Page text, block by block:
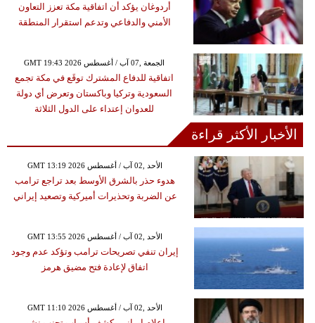
أردوغان يؤكد أن اتفاقية مكة تعزز التعاون
الأمني والدفاعي وتدعم استقرار المنطقة
GMT 19:43 2026 الجمعة ,07 آب / أغسطس
اتفاقية للدفاع المشترك توقَع في مكة تجمع
السعودية وتركيا وباكستان وتعرض أي دولة
للعدوان إعتداء على الدول الثلاثة
الأخبار الأكثر قراءة
GMT 13:19 2026 الأحد ,02 آب / أغسطس
هدوء حذر بالشرق الأوسط بعد تراجع ترامب
عن الضربة وتحذيرات أميركية وتصعيد إيراني
GMT 13:55 2026 الأحد ,02 آب / أغسطس
إيران تنفي تصريحات ترامب وتؤكد عدم وجود
اتفاق لإعادة فتح مضيق هرمز
GMT 11:10 2026 الأحد ,02 آب / أغسطس